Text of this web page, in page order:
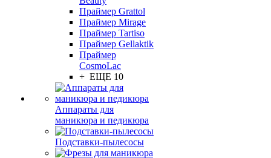
Праймер Grattol
Праймер Mirage
Праймер Tartiso
Праймер Gellaktik
Праймер
CosmoLac
+ ЕЩЕ 10
Аппараты для
маникюра и педикюра
Подставки-пылесосы